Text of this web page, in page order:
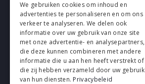
VOLG EN
We gebruiken cookies om inhoud en
advertenties te personaliseren en om ons
verkeer te analyseren. We delen ook
informatie over uw gebruik van onze site
met onze advertentie- en analysepartners,
die deze kunnen combineren met andere
informatie die u aan hen heeft verstrekt of
die zij hebben verzameld door uw gebruik
van hun diensten. Privacybeleid